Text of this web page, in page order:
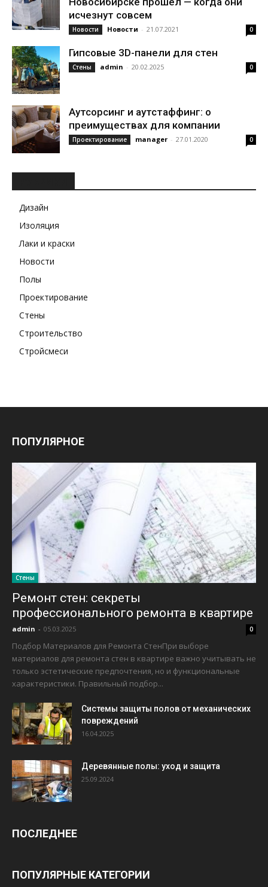
исчезнут совсем
Новости Новости - 21.07.2021 0
Гипсовые 3D-панели для стен
Стены admin - 20.02.2025 0
Аутсорсинг и аутстаффинг: о
преимуществах для компании
Проектирование manager - 27.01.2020 0
Дизайн
Изоляция
Лаки и краски
Новости
Полы
Проектирование
Стены
Строительство
Стройсмеси
ПОПУЛЯРНОЕ
Стены
Ремонт стен: секреты
профессионального ремонта в квартире
admin - 05.03.2025 0
Подбор Материалов для Ремонта СтенПри выборе
материалов для ремонта стен в квартире важно учитывать не
только эстетические предпочтения, но и функциональные
характеристики. Правильный подбор...
Системы защиты полов от механических
повреждений
16.04.2025
Деревянные полы: уход и защита
25.09.2024
ПОСЛЕДНЕЕ
ПОПУЛЯРНЫЕ КАТЕГОРИИ